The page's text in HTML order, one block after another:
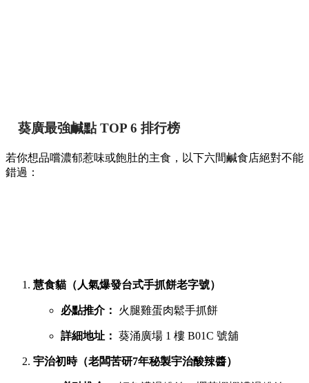
葵廣最強鹹點 TOP 6 排行榜
若你想品嚐濃郁惹味或飽肚的主食，以下六間鹹食店絕對不能
錯過：
慧食貓（人氣爆發台式手抓餅老字號）
必點推介： 火腿雞蛋肉鬆手抓餅
詳細地址： 葵涌廣場 1 樓 B01C 號舖
宇治初時（老闆苦研7年秘製宇治酸辣醬）